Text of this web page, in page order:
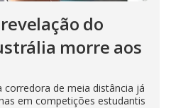
do
morre aos
corredora de meia distância já
em competições estudantis